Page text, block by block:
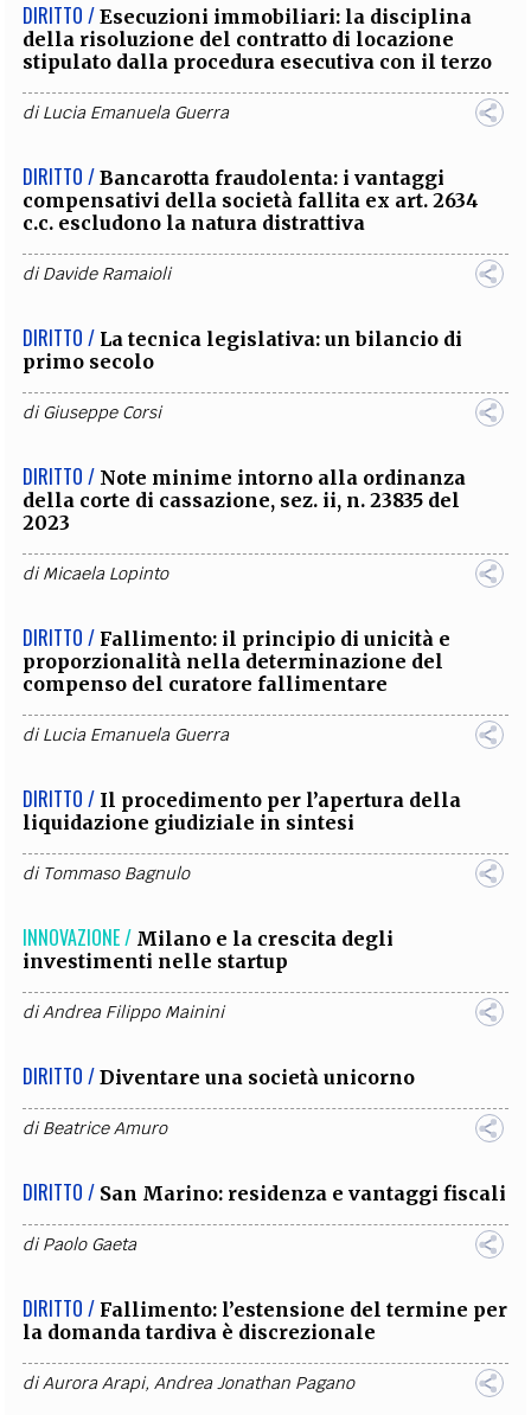
DIRITTO / Esecuzioni immobiliari: la disciplina
della risoluzione del contratto di locazione
stipulato dalla procedura esecutiva con il terzo
diLucia Emanuela Guerra
DIRITTO / Bancarotta fraudolenta: i vantaggi
compensativi della società fallita ex art. 2634
c.c. escludono la natura distrattiva
diDavide Ramaioli
DIRITTO / La tecnica legislativa: un bilancio di
primo secolo
diGiuseppe Corsi
DIRITTO / Note minime intorno alla ordinanza
della corte di cassazione, sez. ii, n. 23835 del
2023
diMicaela Lopinto
DIRITTO / Fallimento: il principio di unicità e
proporzionalità nella determinazione del
compenso del curatore fallimentare
diLucia Emanuela Guerra
DIRITTO / Il procedimento per l’apertura della
liquidazione giudiziale in sintesi
di Tommaso Bagnulo
INNOVAZIONE / Milano e la crescita degli
investimenti nelle startup
diAndrea Filippo Mainini
DIRITTO / Diventare una società unicorno
diBeatrice Amuro
DIRITTO / San Marino: residenza e vantaggi fiscali
diPaolo Gaeta
DIRITTO / Fallimento: l’estensione del termine per
la domanda tardiva è discrezionale
diAurora Arapi,Andrea Jonathan Pagano